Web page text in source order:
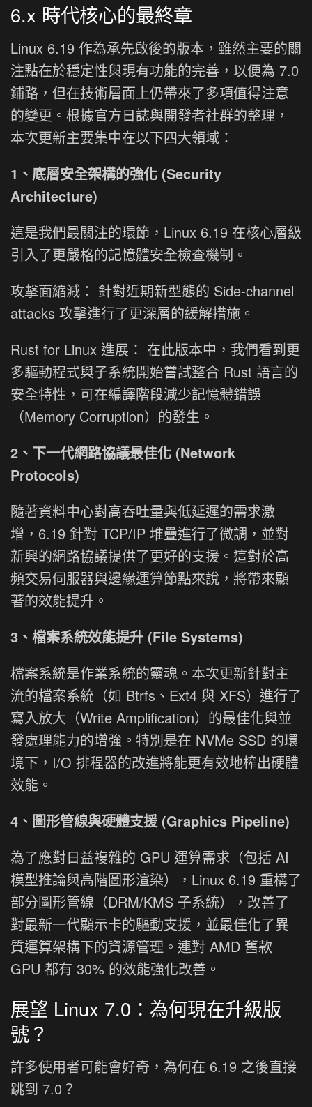
6.x 時代核心的最終章
Linux 6.19 作為承先啟後的版本，雖然主要的關
注點在於穩定性與現有功能的完善，以便為 7.0
鋪路，但在技術層面上仍帶來了多項值得注意
的變更。根據官方日誌與開發者社群的整理，
本次更新主要集中在以下四大領域：
1、底層安全架構的強化 (Security
Architecture)
這是我們最關注的環節，Linux 6.19 在核心層級
引入了更嚴格的記憶體安全檢查機制。
攻擊面縮減： 針對近期新型態的 Side-channel
attacks 攻擊進行了更深層的緩解措施。
Rust for Linux 進展： 在此版本中，我們看到更
多驅動程式與子系統開始嘗試整合 Rust 語言的
安全特性，可在編譯階段減少記憶體錯誤
（Memory Corruption）的發生。
2、下一代網路協議最佳化 (Network
Protocols)
隨著資料中心對高吞吐量與低延遲的需求激
增，6.19 針對 TCP/IP 堆疊進行了微調，並對
新興的網路協議提供了更好的支援。這對於高
頻交易伺服器與邊緣運算節點來說，將帶來顯
著的效能提升。
3、檔案系統效能提升 (File Systems)
檔案系統是作業系統的靈魂。本次更新針對主
流的檔案系統（如 Btrfs、Ext4 與 XFS）進行了
寫入放大（Write Amplification）的最佳化與並
發處理能力的增強。特別是在 NVMe SSD 的環
境下，I/O 排程器的改進將能更有效地榨出硬體
效能。
4、圖形管線與硬體支援 (Graphics Pipeline)
為了應對日益複雜的 GPU 運算需求（包括 AI
模型推論與高階圖形渲染），Linux 6.19 重構了
部分圖形管線（DRM/KMS 子系統），改善了
對最新一代顯示卡的驅動支援，並最佳化了異
質運算架構下的資源管理。連對 AMD 舊款
GPU 都有 30% 的效能強化改善。
展望 Linux 7.0：為何現在升級版
號？
許多使用者可能會好奇，為何在 6.19 之後直接
跳到 7.0？